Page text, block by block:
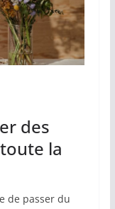
des
la
de passer du